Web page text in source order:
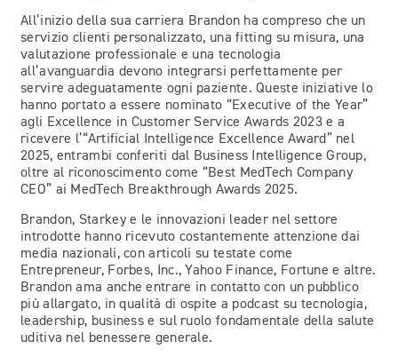
All’inizio della sua carriera Brandon ha compreso che un
servizio clienti personalizzato, una fitting su misura, una
valutazione professionale e una tecnologia
all’avanguardia devono integrarsi perfettamente per
servire adeguatamente ogni paziente. Queste iniziative lo
hanno portato a essere nominato “Executive of the Year”
agli Excellence in Customer Service Awards 2023 e a
ricevere l’“Artificial Intelligence Excellence Award” nel
2025, entrambi conferiti dal Business Intelligence Group,
oltre al riconoscimento come “Best MedTech Company
CEO” ai MedTech Breakthrough Awards 2025.
Brandon, Starkey e le innovazioni leader nel settore
introdotte hanno ricevuto costantemente attenzione dai
media nazionali, con articoli su testate come
Entrepreneur, Forbes, Inc., Yahoo Finance, Fortune e altre.
Brandon ama anche entrare in contatto con un pubblico
più allargato, in qualità di ospite a podcast su tecnologia,
leadership, business e sul ruolo fondamentale della salute
uditiva nel benessere generale.